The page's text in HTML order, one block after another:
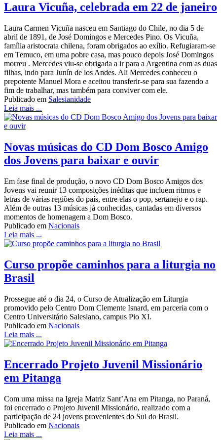
Laura Vicuña, celebrada em 22 de janeiro
Laura Carmen Vicuña nasceu em Santiago do Chile, no dia 5 de
abril de 1891, de José Domingos e Mercedes Pino. Os Vicuña,
família aristocrata chilena, foram obrigados ao exílio. Refugiaram-se
em Temuco, em uma pobre casa, mas pouco depois José Domingos
morreu . Mercedes viu-se obrigada a ir para a Argentina com as duas
filhas, indo para Junín de los Andes. Ali Mercedes conheceu o
prepotente Manuel Mora e aceitou transferir-se para sua fazendo a
fim de trabalhar, mas também para conviver com ele.
Publicado em Salesianidade
Leia mais ...
Novas músicas do CD Dom Bosco Amigo
dos Jovens para baixar e ouvir
Em fase final de produção, o novo CD Dom Bosco Amigos dos
Jovens vai reunir 13 composições inéditas que incluem ritmos e
letras de várias regiões do país, entre elas o pop, sertanejo e o rap.
Além de outras 13 músicas já conhecidas, cantadas em diversos
momentos de homenagem a Dom Bosco.
Publicado em Nacionais
Leia mais ...
Curso propõe caminhos para a liturgia no
Brasil
Prossegue até o dia 24, o Curso de Atualização em Liturgia
promovido pelo Centro Dom Clemente Isnard, em parceria com o
Centro Universitário Salesiano, campus Pio XI.
Publicado em Nacionais
Leia mais ...
Encerrado Projeto Juvenil Missionário
em Pitanga
Com uma missa na Igreja Matriz Sant’Ana em Pitanga, no Paraná,
foi encerrado o Projeto Juvenil Missionário, realizado com a
participação de 24 jovens provenientes do Sul do Brasil.
Publicado em Nacionais
Leia mais ...